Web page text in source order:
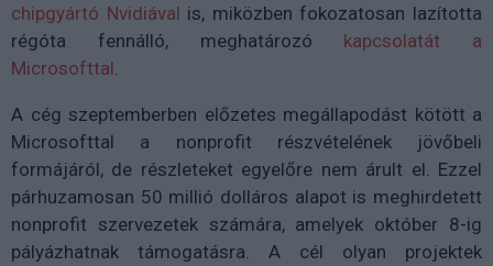
chipgyártó Nvidiával is, miközben fokozatosan lazította
régóta fennálló, meghatározó kapcsolatát a
Microsofttal
A cég szeptemberben előzetes megállapodást kötött a
Microsofttal a nonprofit részvételének jövőbeli
formájáról, de részleteket egyelőre nem árult el. Ezzel
párhuzamosan 50 millió dolláros alapot is meghirdetett
nonprofit szervezetek számára, amelyek október 8-ig
pályázhatnak támogatásra. A cél olyan projektek